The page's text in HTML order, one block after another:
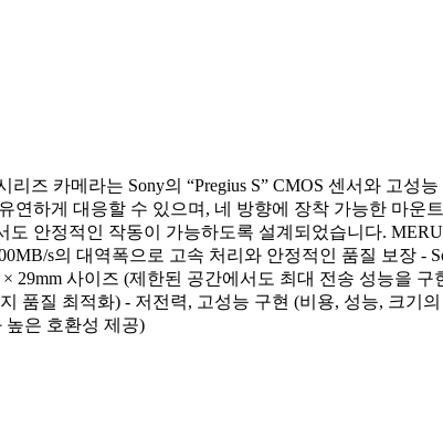
즈 카메라는 Sony의 “Pregius S” CMOS 센서와 고성
연하게 대응할 수 있으며, 네 방향에 장착 가능한 마운
안정적인 작동이 가능하도록 설계되었습니다.
s의 대역폭으로 고속 처리와 안정적인 품질 보장
29mm 사이즈 (제한된 공간에서도 최대 전송 성능을 구
품질 최적화) - 저전력, 고성능 구현 (비용, 성능, 크
높은 호환성 제공)